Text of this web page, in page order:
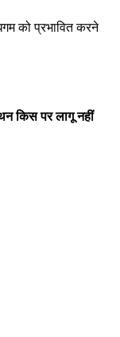
को प्रभावित करने
किस पर लागू नहीं